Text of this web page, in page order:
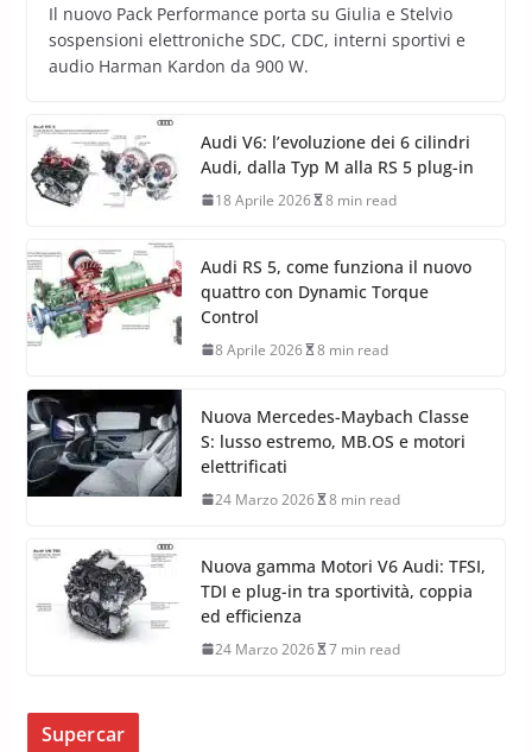
Il nuovo Pack Performance porta su Giulia e Stelvio
sospensioni elettroniche SDC, CDC, interni sportivi e
audio Harman Kardon da 900 W.
Audi V6: l’evoluzione dei 6 cilindri
Audi, dalla Typ M alla RS 5 plug-in
18 Aprile 2026 8 min read
Audi RS 5, come funziona il nuovo
quattro con Dynamic Torque
Control
8 Aprile 2026 8 min read
Nuova Mercedes-Maybach Classe
S: lusso estremo, MB.OS e motori
elettrificati
24 Marzo 2026 8 min read
Nuova gamma Motori V6 Audi: TFSI,
TDI e plug-in tra sportività, coppia
ed efficienza
24 Marzo 2026 7 min read
Supercar